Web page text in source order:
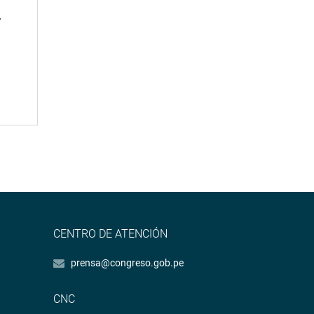
CENTRO DE ATENCIÓN
prensa@congreso.gob.pe
CNC